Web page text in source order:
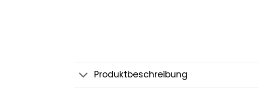
Produktbeschreibung